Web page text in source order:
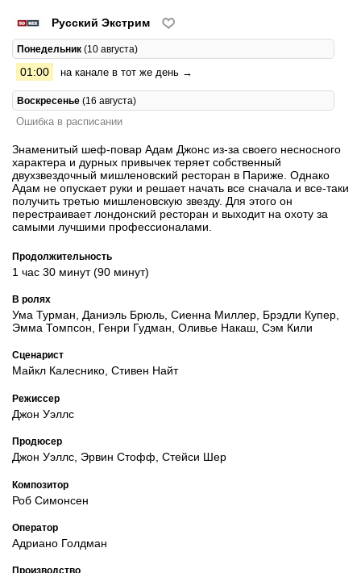
Русский Экстрим
Понедельник (10 августа)
01:00 на канале в тот же день →
Воскресенье (16 августа)
Ошибка в расписании
Знаменитый шеф-повар Адам Джонс из-за своего несносного
характера и дурных привычек теряет собственный
двухзвездочный мишленовский ресторан в Париже. Однако
Адам не опускает руки и решает начать все сначала и все-таки
получить третью мишленовскую звезду. Для этого он
перестраивает лондонский ресторан и выходит на охоту за
самыми лучшими профессионалами.
Продолжительность
1 час 30 минут (90 минут)
В ролях
Ума Турман, Даниэль Брюль, Сиенна Миллер, Брэдли Купер,
Эмма Томпсон, Генри Гудман, Оливье Накаш, Сэм Кили
Сценарист
Майкл Калеснико, Стивен Найт
Режиссер
Джон Уэллс
Продюсер
Джон Уэллс, Эрвин Стофф, Стейси Шер
Композитор
Роб Симонсен
Оператор
Адриано Голдман
Производство